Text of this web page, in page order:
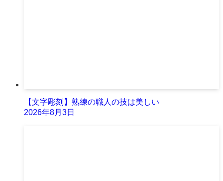
【文字彫刻】熟練の職人の技は美しい
2026年8月3日